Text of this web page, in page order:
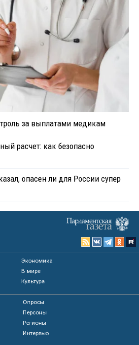
за выплатами медикам
расчет: как безопасно
опасен ли для России супер
Экономика
В мире
Культура
Опросы
Персоны
Регионы
Интервью